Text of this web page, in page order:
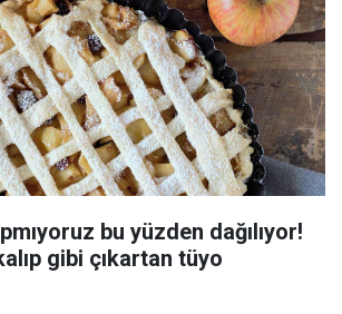
bu yüzden dağılıyor!
gibi çıkartan tüyo